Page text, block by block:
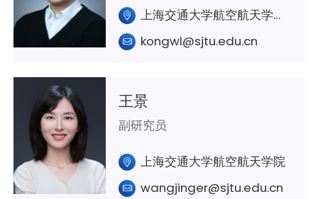
上海交通大学航空航天学院A439室
kongwl@sjtu.edu.cn
王景
副研究员
上海交通大学航空航天学院
wangjinger@sjtu.edu.cn